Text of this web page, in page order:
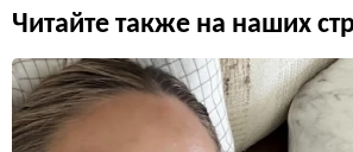
Читайте также на наших